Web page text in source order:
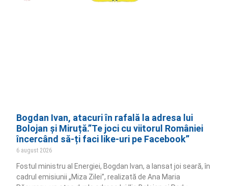
Bogdan Ivan, atacuri în rafală la adresa lui
Bolojan și Miruță.”Te joci cu viitorul României
încercând să-ți faci like-uri pe Facebook”
6 august 2026
Fostul ministru al Energiei, Bogdan Ivan, a lansat joi seară, în
cadrul emisiunii „Miza Zilei”, realizată de Ana Maria